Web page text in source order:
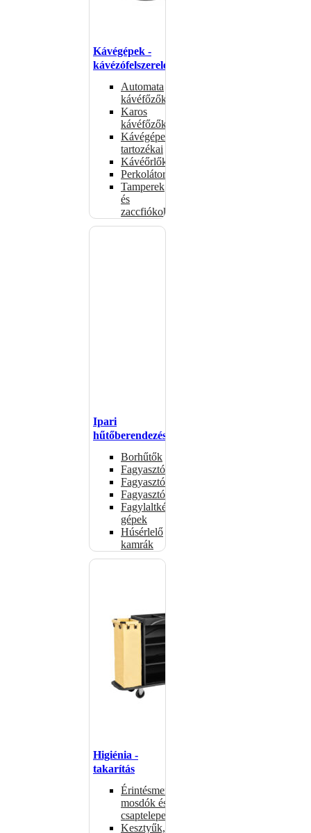
Kávégépek -
kávézófelszerelés
Automata
kávéfőzők
Karos
kávéfőzők
Kávégépek
tartozékai
Kávéőrlők
Perkolátorok
Tamperek
és
zaccfiókok
Ipari
hűtőberendezések
Borhűtők
Fagyasztóasztalok
Fagyasztóládák
Fagyasztószekrények
Fagylaltkészítő
gépek
Húsérlelő
kamrák
Higiénia -
takarítás
Érintésmentes
mosdók és
csaptelepek
Kesztyűk,